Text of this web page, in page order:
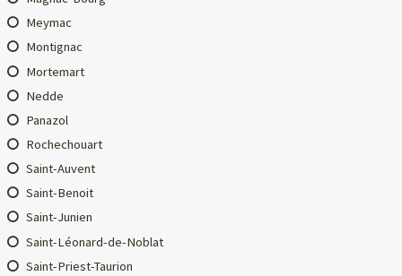
Meymac
Montignac
Mortemart
Nedde
Panazol
Rochechouart
Saint-Auvent
Saint-Benoit
Saint-Junien
Saint-Léonard-de-Noblat
Saint-Priest-Taurion